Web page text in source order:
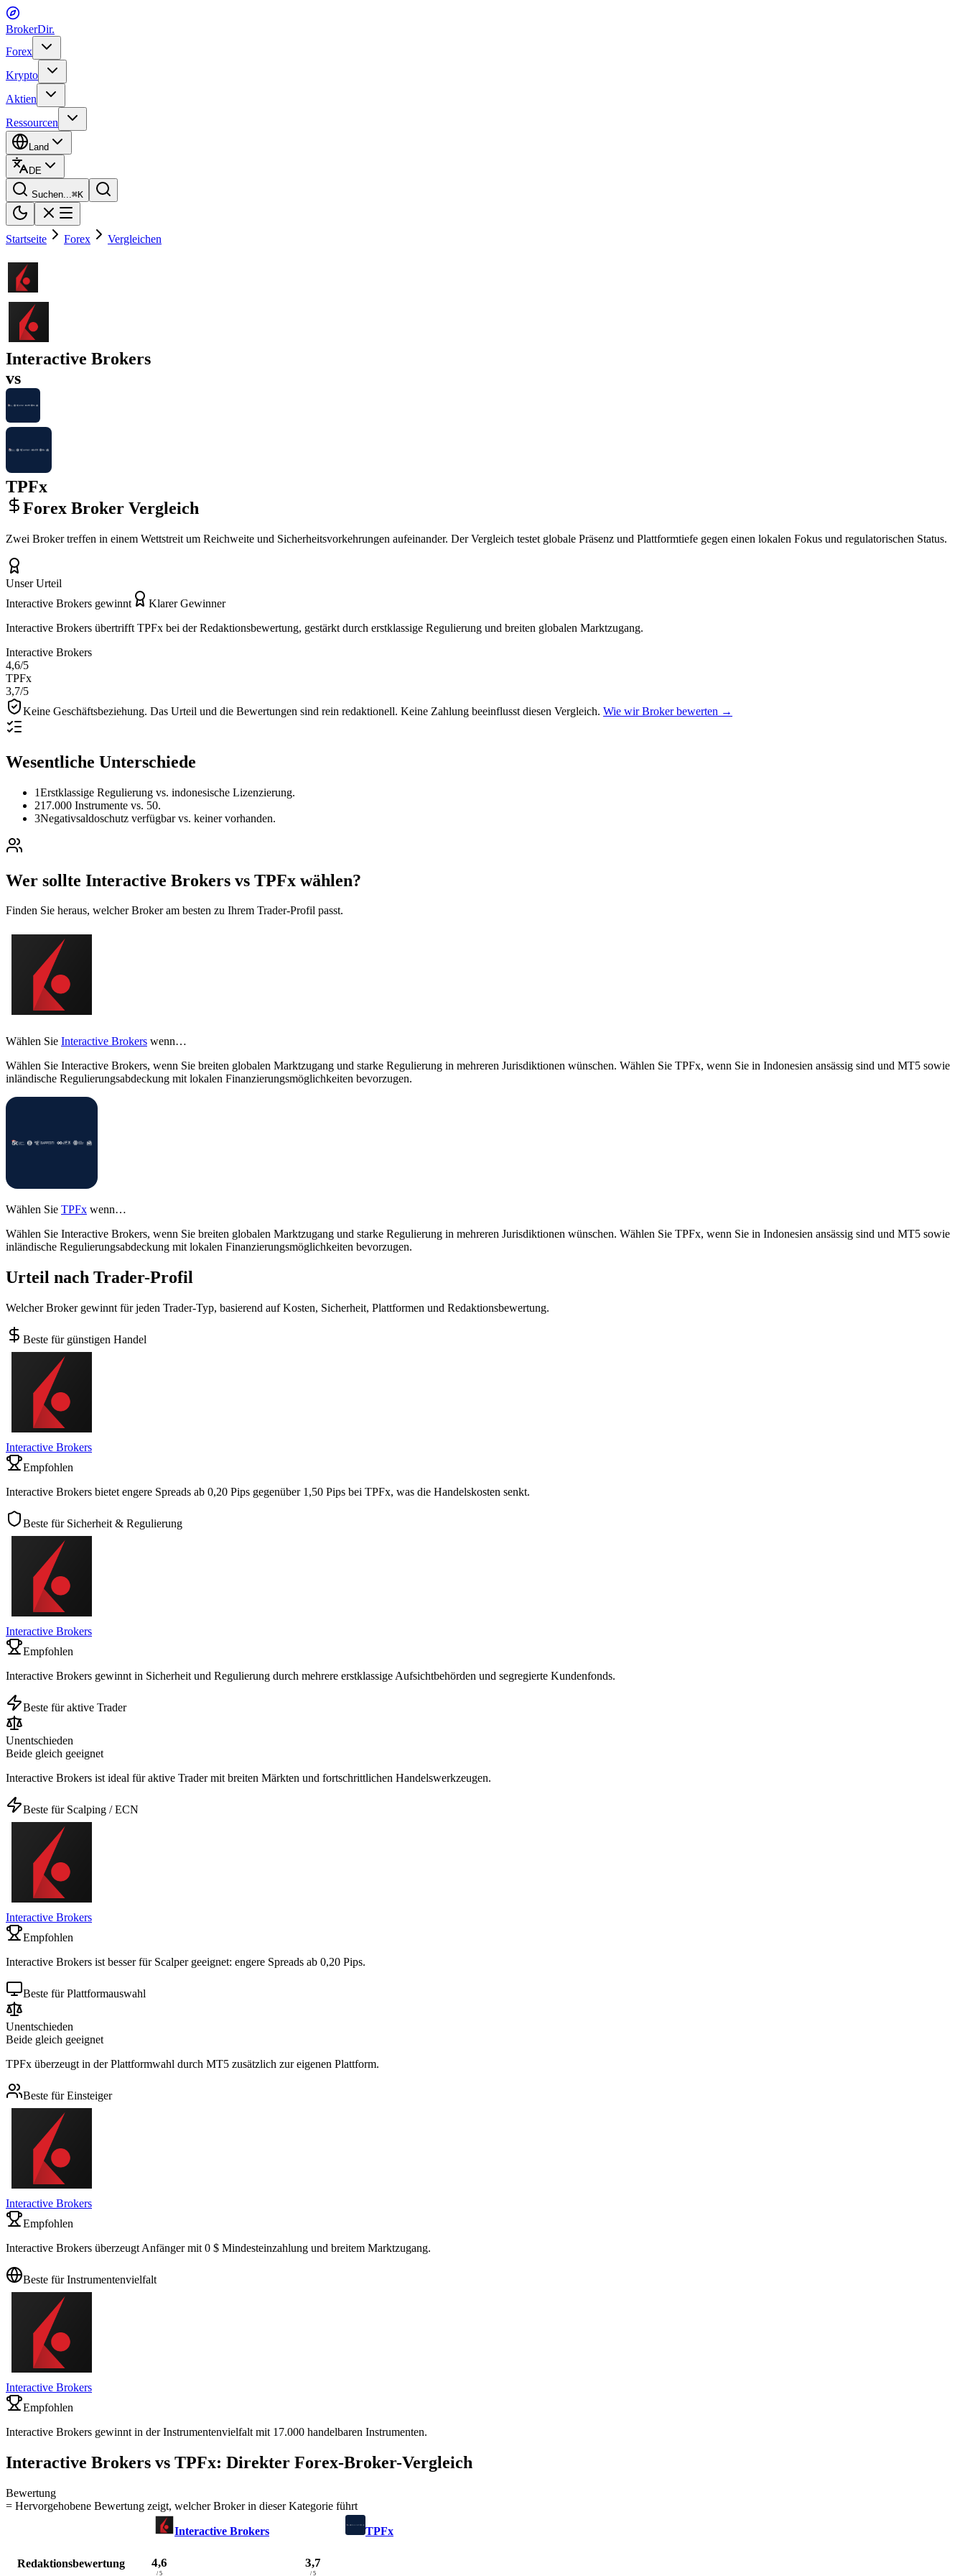
BrokerDir.
Forex
Krypto
Aktien
Ressourcen
Land
DE
Suchen...⌘K
Startseite Forex Vergleichen
Interactive Brokers
vs
TPFx
Forex Broker Vergleich
Zwei Broker treffen in einem Wettstreit um Reichweite und Sicherheitsvorkehrungen aufeinander. Der Vergleich testet globale Präsenz und Plattformtiefe gegen einen lokalen Fokus und regulatorischen Status.
Unser Urteil
Interactive Brokers gewinnt
Klarer Gewinner
Interactive Brokers übertrifft TPFx bei der Redaktionsbewertung, gestärkt durch erstklassige Regulierung und breiten globalen Marktzugang.
Interactive Brokers
4,6/5
TPFx
3,7/5
Keine Geschäftsbeziehung. Das Urteil und die Bewertungen sind rein redaktionell. Keine Zahlung beeinflusst diesen Vergleich. Wie wir Broker bewerten →
Wesentliche Unterschiede
1Erstklassige Regulierung vs. indonesische Lizenzierung.
217.000 Instrumente vs. 50.
3Negativsaldoschutz verfügbar vs. keiner vorhanden.
Wer sollte Interactive Brokers vs TPFx wählen?
Finden Sie heraus, welcher Broker am besten zu Ihrem Trader-Profil passt.
Wählen Sie Interactive Brokers wenn…
Wählen Sie Interactive Brokers, wenn Sie breiten globalen Marktzugang und starke Regulierung in mehreren Jurisdiktionen wünschen. Wählen Sie TPFx, wenn Sie in Indonesien ansässig sind und MT5 sowie
inländische Regulierungsabdeckung mit lokalen Finanzierungsmöglichkeiten bevorzugen.
Wählen Sie TPFx wenn…
Wählen Sie Interactive Brokers, wenn Sie breiten globalen Marktzugang und starke Regulierung in mehreren Jurisdiktionen wünschen. Wählen Sie TPFx, wenn Sie in Indonesien ansässig sind und MT5 sowie
inländische Regulierungsabdeckung mit lokalen Finanzierungsmöglichkeiten bevorzugen.
Urteil nach Trader-Profil
Welcher Broker gewinnt für jeden Trader-Typ, basierend auf Kosten, Sicherheit, Plattformen und Redaktionsbewertung.
Beste für günstigen Handel
Interactive Brokers
Empfohlen
Interactive Brokers bietet engere Spreads ab 0,20 Pips gegenüber 1,50 Pips bei TPFx, was die Handelskosten senkt.
Beste für Sicherheit & Regulierung
Interactive Brokers
Empfohlen
Interactive Brokers gewinnt in Sicherheit und Regulierung durch mehrere erstklassige Aufsichtbehörden und segregierte Kundenfonds.
Beste für aktive Trader
Unentschieden
Beide gleich geeignet
Interactive Brokers ist ideal für aktive Trader mit breiten Märkten und fortschrittlichen Handelswerkzeugen.
Beste für Scalping / ECN
Interactive Brokers
Empfohlen
Interactive Brokers ist besser für Scalper geeignet: engere Spreads ab 0,20 Pips.
Beste für Plattformauswahl
Unentschieden
Beide gleich geeignet
TPFx überzeugt in der Plattformwahl durch MT5 zusätzlich zur eigenen Plattform.
Beste für Einsteiger
Interactive Brokers
Empfohlen
Interactive Brokers überzeugt Anfänger mit 0 $ Mindesteinzahlung und breitem Marktzugang.
Beste für Instrumentenvielfalt
Interactive Brokers
Empfohlen
Interactive Brokers gewinnt in der Instrumentenvielfalt mit 17.000 handelbaren Instrumenten.
Interactive Brokers vs TPFx: Direkter Forex-Broker-Vergleich
Bewertung
= Hervorgehobene Bewertung zeigt, welcher Broker in dieser Kategorie führt
Interactive Brokers TPFx
Redaktionsbewertung 4,6
/ 5
3,7
/ 5